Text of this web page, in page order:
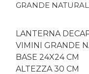
GRANDE
LANTERNA
VIMINI GRANDE
BASE 24X24 CM
ALTEZZA 30 CM